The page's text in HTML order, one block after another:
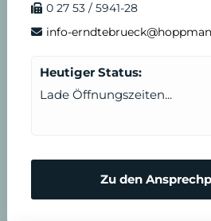
0 27 53 / 5941-28
info-
Heutiger Status:
Lade Öffnungszeiten...
Zu den